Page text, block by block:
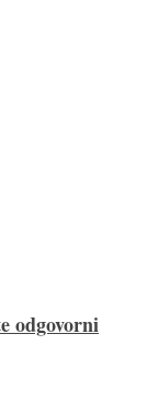
odgovorni